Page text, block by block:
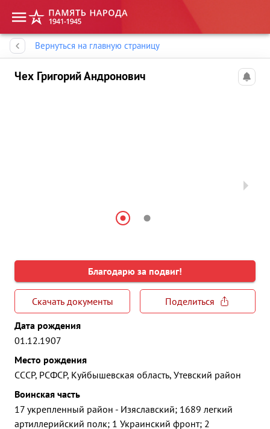
Вернуться на главную страницу
Чех Григорий Андронович
Благодарю за подвиг!
Скачать документы
Поделиться
Дата рождения
01.12.1907
Место рождения
СССР, РСФСР, Куйбышевская область, Утевский район
Воинская часть
17 укрепленный район - Изяславский; 1689 легкий
артиллерийский полк; 1 Украинский фронт; 2
Память народа